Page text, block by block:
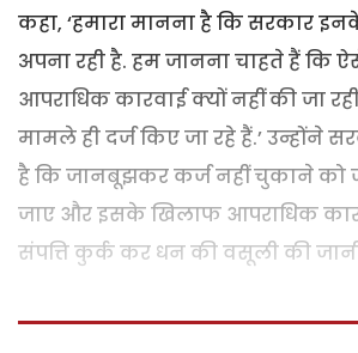
कहा, ‘हमारा मानना है कि सरकार
अपना रही है. हम जानना चाहते हैं कि
आपराधिक कारवाई क्यों नहीं की जा
मामले ही दर्ज किए जा रहे हैं.’ उन्होंने
है कि जानबूझकर कर्ज नहीं चुकाने को
जाए और इसके खिलाफ आपराधिक
संपत्ति कुर्क कर धन की वसूली की